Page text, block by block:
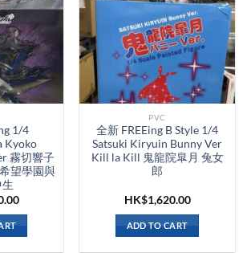
1/4
Kyoko
霧切響子
望學園與
PVC
全新 FREEing B Style 1/4
Satsuki Kiryuin Bunny Ver
Kill la Kill 鬼龍院皐月 兔女
郎
HK$1,620.00
ADD TO CART